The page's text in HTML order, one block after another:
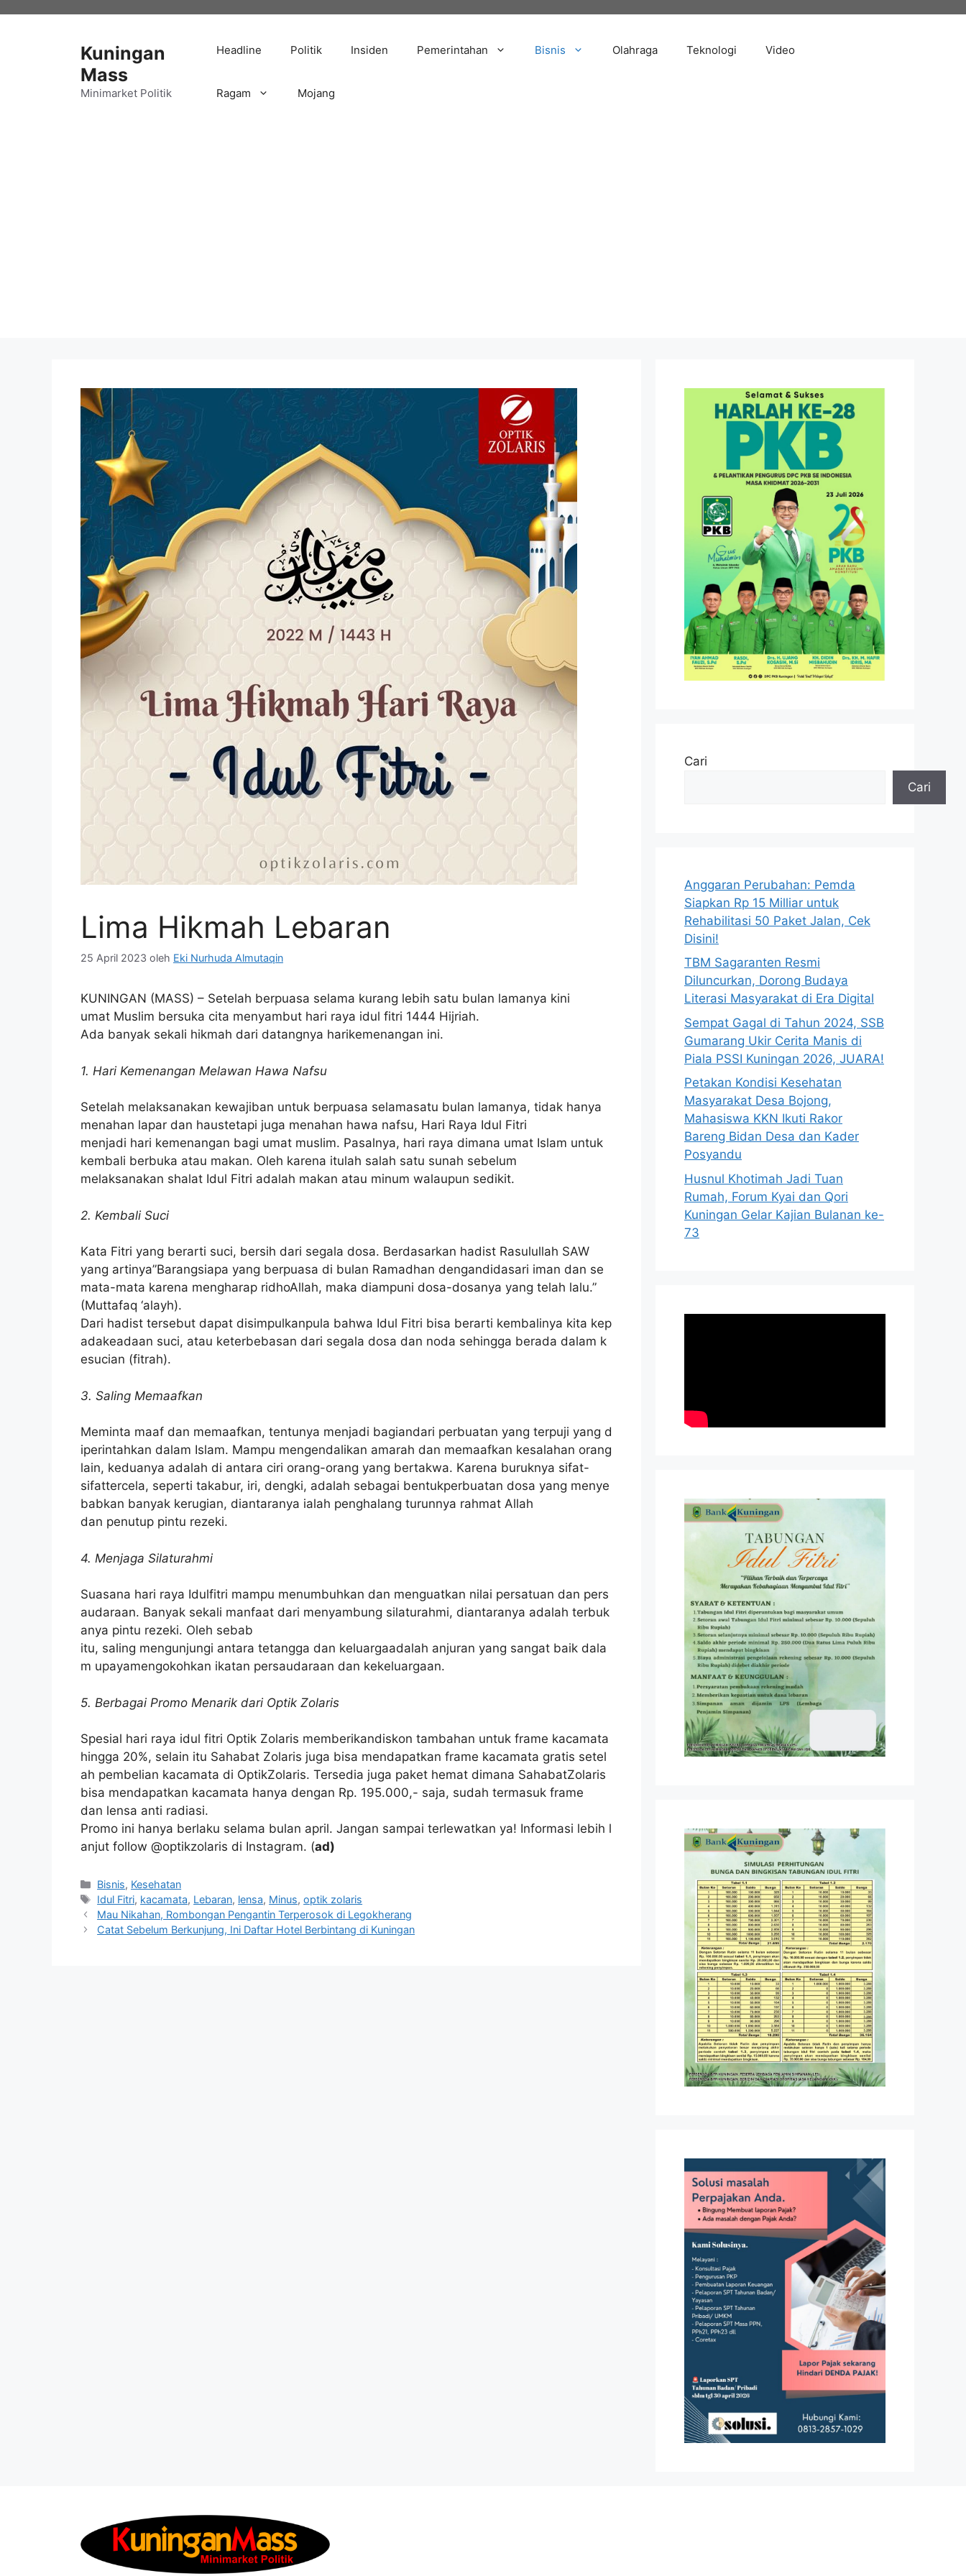
Kuningan
Mass
Minimarket Politik
Headline Politik Insiden Pemerintahan Bisnis Olahraga Teknologi Video
Ragam Mojang
Lima Hikmah Lebaran
25 April 2023 oleh Eki Nurhuda Almutaqin
KUNINGAN (MASS) – Setelah berpuasa selama kurang lebih satu bulan lamanya kini
umat Muslim bersuka cita menyambut hari raya idul fitri 1444 Hijriah.
Ada banyak sekali hikmah dari datangnya harikemenangan ini.
1. Hari Kemenangan Melawan Hawa Nafsu
Setelah melaksanakan kewajiban untuk berpuasa selamasatu bulan lamanya, tidak hanya
menahan lapar dan haustetapi juga menahan hawa nafsu, Hari Raya Idul Fitri
menjadi hari kemenangan bagi umat muslim. Pasalnya, hari raya dimana umat Islam untuk
kembali berbuka atau makan. Oleh karena itulah salah satu sunah sebelum
melaksanakan shalat Idul Fitri adalah makan atau minum walaupun sedikit.
2. Kembali Suci
Kata Fitri yang berarti suci, bersih dari segala dosa. Berdasarkan hadist Rasulullah SAW
yang artinya”Barangsiapa yang berpuasa di bulan Ramadhan dengandidasari iman dan se
mata-mata karena mengharap ridhoAllah, maka diampuni dosa-dosanya yang telah lalu.”
(Muttafaq ‘alayh).
Dari hadist tersebut dapat disimpulkanpula bahwa Idul Fitri bisa berarti kembalinya kita kep
adakeadaan suci, atau keterbebasan dari segala dosa dan noda sehingga berada dalam k
esucian (fitrah).
3. Saling Memaafkan
Meminta maaf dan memaafkan, tentunya menjadi bagiandari perbuatan yang terpuji yang d
iperintahkan dalam Islam. Mampu mengendalikan amarah dan memaafkan kesalahan orang
lain, keduanya adalah di antara ciri orang-orang yang bertakwa. Karena buruknya sifat-
sifattercela, seperti takabur, iri, dengki, adalah sebagai bentukperbuatan dosa yang menye
babkan banyak kerugian, diantaranya ialah penghalang turunnya rahmat Allah
dan penutup pintu rezeki.
4. Menjaga Silaturahmi
Suasana hari raya Idulfitri mampu menumbuhkan dan menguatkan nilai persatuan dan pers
audaraan. Banyak sekali manfaat dari menyambung silaturahmi, diantaranya adalah terbuk
anya pintu rezeki. Oleh sebab
itu, saling mengunjungi antara tetangga dan keluargaadalah anjuran yang sangat baik dala
m upayamengokohkan ikatan persaudaraan dan kekeluargaan.
5. Berbagai Promo Menarik dari Optik Zolaris
Spesial hari raya idul fitri Optik Zolaris memberikandiskon tambahan untuk frame kacamata
hingga 20%, selain itu Sahabat Zolaris juga bisa mendapatkan frame kacamata gratis setel
ah pembelian kacamata di OptikZolaris. Tersedia juga paket hemat dimana SahabatZolaris
bisa mendapatkan kacamata hanya dengan Rp. 195.000,- saja, sudah termasuk frame
dan lensa anti radiasi.
Promo ini hanya berlaku selama bulan april. Jangan sampai terlewatkan ya! Informasi lebih l
anjut follow @optikzolaris di Instagram. (ad)
Kategori
Bisnis, Kesehatan
Tag
Idul Fitri, kacamata, Lebaran, lensa, Minus,optik zolaris
Mau Nikahan, Rombongan Pengantin Terperosok di Legokherang
Catat Sebelum Berkunjung, Ini Daftar Hotel Berbintang di Kuningan
Cari
Cari
Anggaran Perubahan: Pemda
Siapkan Rp 15 Milliar untuk
Rehabilitasi 50 Paket Jalan, Cek
Disini!
TBM Sagaranten Resmi
Diluncurkan, Dorong Budaya
Literasi Masyarakat di Era Digital
Sempat Gagal di Tahun 2024, SSB
Gumarang Ukir Cerita Manis di
Piala PSSI Kuningan 2026, JUARA!
Petakan Kondisi Kesehatan
Masyarakat Desa Bojong,
Mahasiswa KKN Ikuti Rakor
Bareng Bidan Desa dan Kader
Posyandu
Husnul Khotimah Jadi Tuan
Rumah, Forum Kyai dan Qori
Kuningan Gelar Kajian Bulanan ke-
73